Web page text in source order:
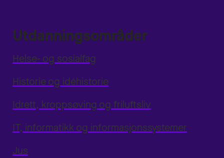
Utdanningsområder
Helse- og sosialfag
Historie og idéhistorie
Idrett, kroppsøving og friluftsliv
IT, informatikk og informasjonssystemer
Jus